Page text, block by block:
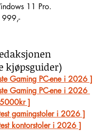
11 Pro.
kjøpsguider)
Gaming PC-ene i 2026 ]
Gaming PC-ene i 2026
]
gamingstoler i 2026 ]
kontorstoler i 2026 ]